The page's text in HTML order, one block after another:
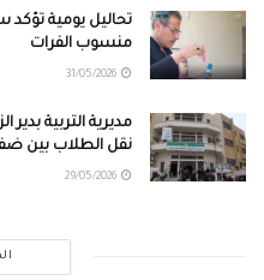
تحاليل يومية تؤكد
منسوب الفرات
مديرية التربية بدير
نقل الطلاب بين